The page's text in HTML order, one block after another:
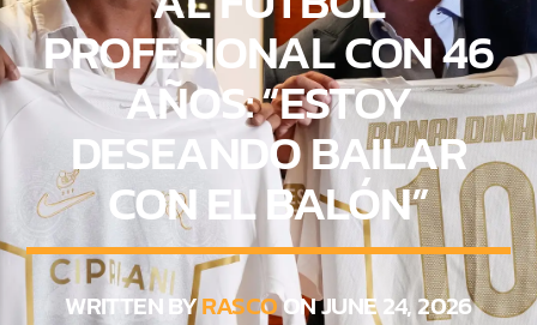
CURRENT TRACK
TITLE
ARTIST
PROFESIONAL CON 46
AÑOS: “ESTOY
DESEANDO BAILAR
CON EL BALÓN”
WRITTEN BYRASCOON JUNE 24, 2026